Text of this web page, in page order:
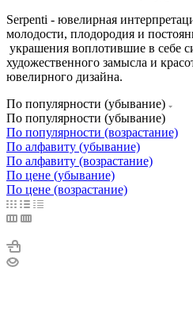
Serpenti - ювелирная
молодости, плодородия и
украшения воплотившие в себе
художественного замысла и
ювелирного дизайна.
По популярности (убывание)
По популярности (убывание)
По популярности (возрастание)
По алфавиту (убывание)
По алфавиту (возрастание)
По цене (убывание)
По цене (возрастание)